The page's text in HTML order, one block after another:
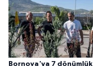
Bornova'ya 7 dönümlük